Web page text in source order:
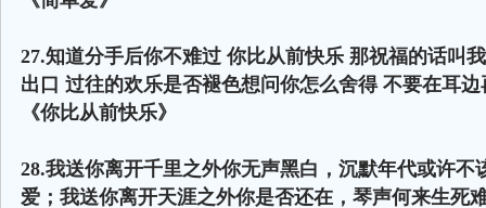
27.知道分手后你不难过 你比从前快乐 那祝福的话叫
出口 过往的欢乐是否褪色想问你怎么舍得 不要在耳
《你比从前快乐》
28.我送你离开千里之外你无声黑白，沉默年代或许不
爱；我送你离开天涯之外你是否还在，琴声何来生死